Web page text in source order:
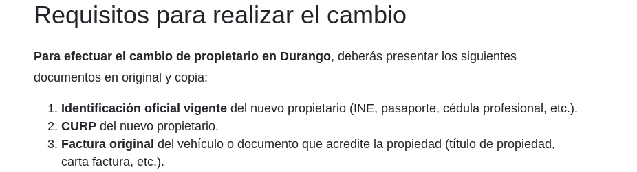
Requisitos para realizar el cambio
Para efectuar el cambio de propietario en Durango, deberás presentar los siguientes
documentos en original y copia:
Identificación oficial vigente del nuevo propietario (INE, pasaporte, cédula profesional, etc.).
CURP del nuevo propietario.
Factura original del vehículo o documento que acredite la propiedad (título de propiedad,
carta factura, etc.).